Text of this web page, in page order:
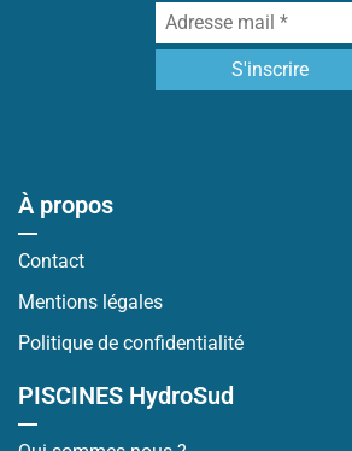
À propos
Contact
Mentions légales
Politique de confidentialité
PISCINES HydroSud